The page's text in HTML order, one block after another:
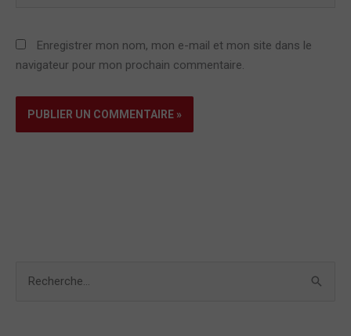
Enregistrer mon nom, mon e-mail et mon site dans le
navigateur pour mon prochain commentaire.